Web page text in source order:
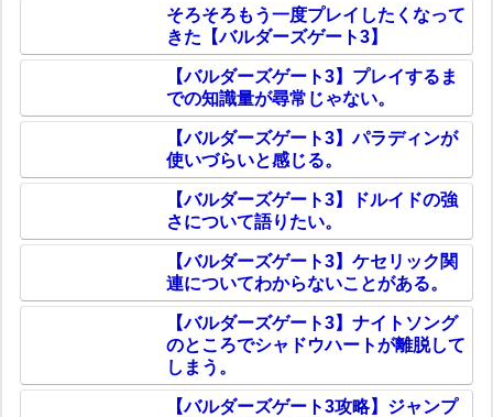
そろそろもう一度プレイしたくなって
きた【バルダーズゲート3】
【バルダーズゲート3】プレイするま
での知識量が尋常じゃない。
【バルダーズゲート3】パラディンが
使いづらいと感じる。
【バルダーズゲート3】ドルイドの強
さについて語りたい。
【バルダーズゲート3】ケセリック関
連についてわからないことがある。
【バルダーズゲート3】ナイトソング
のところでシャドウハートが離脱して
しまう。
【バルダーズゲート3攻略】ジャンプ